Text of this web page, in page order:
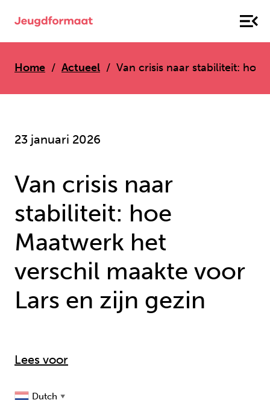
Home Actueel Van crisis naar stabiliteit: hoe
23 januari 2026
Van crisis naar
stabiliteit: hoe
Maatwerk het
verschil maakte voor
Lars en zijn gezin
Lees voor
Dutch ▼